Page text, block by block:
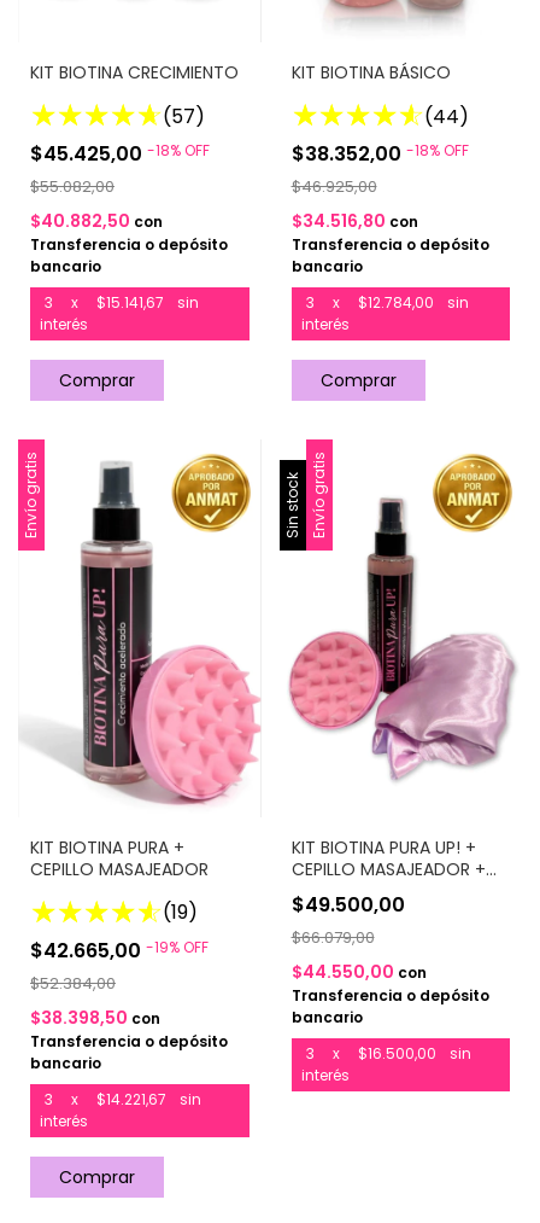
KIT BIOTINA CRECIMIENTO
(57)
$45.425,00 -18%OFF
$55.082,00
$40.882,50 con
Transferencia o depósito
bancario
3
x $15.141,67
sin
interés
KIT BIOTINA BÁSICO
(44)
$38.352,00 -18%OFF
$46.925,00
$34.516,80 con
Transferencia o depósito
bancario
3
x $12.784,00
sin
interés
Envío gratis
KIT BIOTINA PURA +
CEPILLO MASAJEADOR
(19)
$42.665,00 -19%OFF
$52.384,00
$38.398,50 con
Transferencia o depósito
bancario
3
x $14.221,67
sin
interés
Sin stock Envío gratis
KIT BIOTINA PURA UP! +
CEPILLO MASAJEADOR +
COFIA DE SATÉN
$49.500,00
$66.079,00
$44.550,00 con
Transferencia o depósito
bancario
3
x $16.500,00
sin
interés